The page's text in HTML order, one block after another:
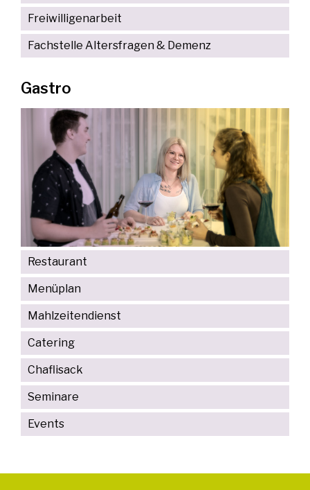
Freiwilligenarbeit
Fachstelle Altersfragen & Demenz
Gastro
Restaurant
Menüplan
Mahlzeitendienst
Catering
Chaflisack
Seminare
Events